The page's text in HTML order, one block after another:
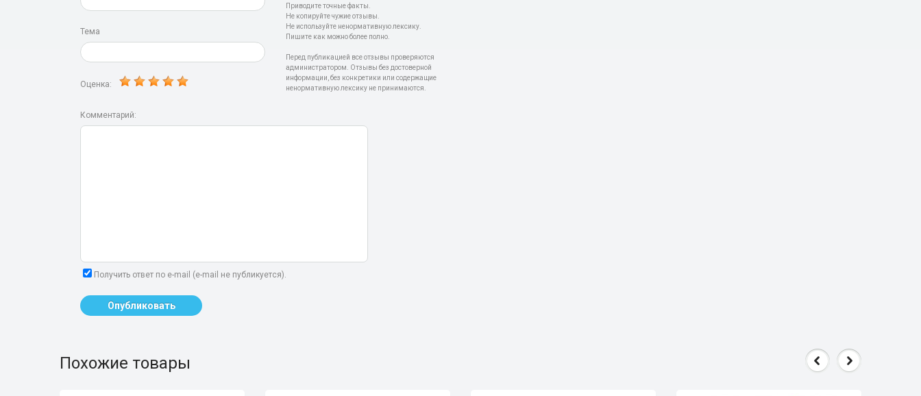
Тема
Оценка:
Приводите точные факты.
Не копируйте чужие отзывы.
Не используйте ненормативную лексику.
Пишите как можно более полно.
Перед публикацией все отзывы проверяются
администратором. Отзывы без достоверной
информации, без конкретики или содержащие
ненормативную лексику не принимаются.
Комментарий:
Получить ответ по e-mail (e-mail не публикуется).
Опубликовать
Похожие товары